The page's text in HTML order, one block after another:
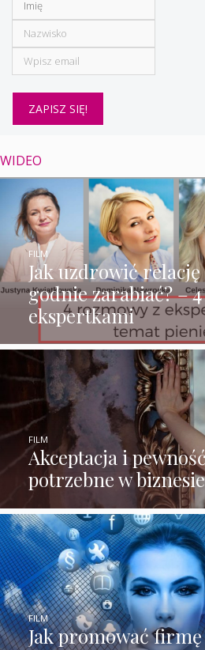
WIDEO
Jak uzdrowić
godnie zarabiać? –
ekspertkami
FILM
Akceptacja i
potrzebne w
FILM
Jak promować
FILM